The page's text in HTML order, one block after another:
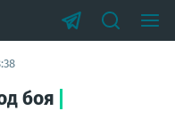
боя